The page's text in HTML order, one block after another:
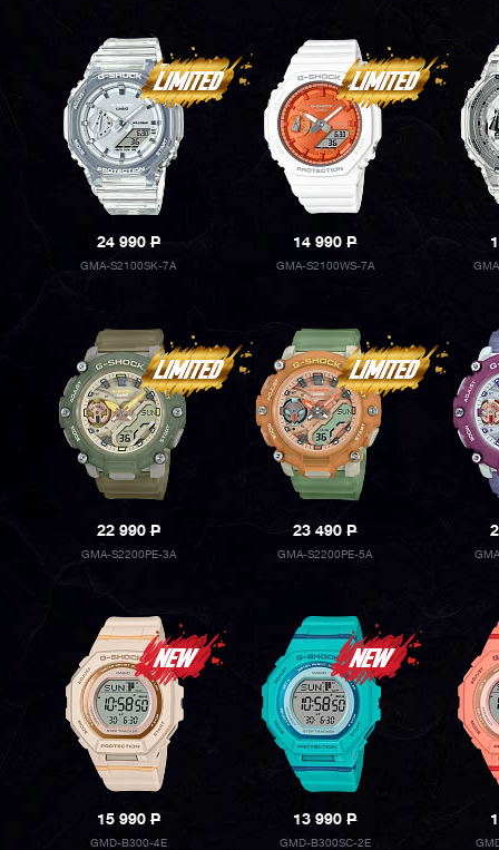
24 990P
GMA-S2100SK-7A
14 990P
GMA-S2100WS-7A
22 990P
GMA-S2200PE-3A
23 490P
GMA-S2200PE-5A
15 990P
GMD-B300-4E
13 990P
GMD-B300SC-2E